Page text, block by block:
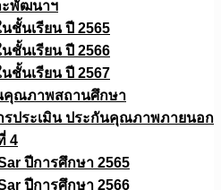
ะพัฒนาฯ
นชั้นเรียน ปี 2565
นชั้นเรียน ปี 2566
นชั้นเรียน ปี 2567
คุณภาพสถานศึกษา
รประเมิน ประกันคุณภาพภายนอก
4
ปีการศึกษา 2565
ปีการศึกษา 2566